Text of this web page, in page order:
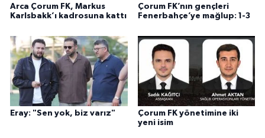
Arca Çorum FK, Markus
Karlsbakk’ı kadrosuna kattı
Çorum FK’nın gençleri
Fenerbahçe’ye mağlup: 1-3
Eray: "Sen yok, biz varız"
Çorum FK yönetimine iki
yeni isim